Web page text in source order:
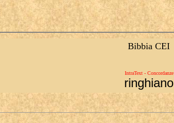
Bibbia CEI
IntraText - Concordanze
ringhiano